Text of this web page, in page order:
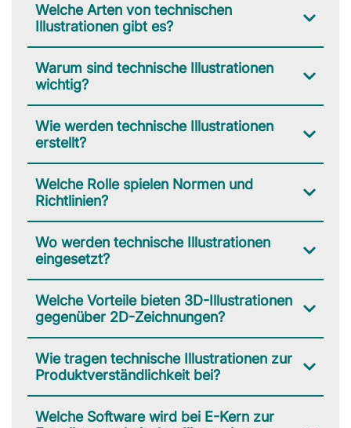
Welche Arten von technischen
Illustrationen gibt es?
Warum sind technische Illustrationen
wichtig?
Wie werden technische Illustrationen
erstellt?
Welche Rolle spielen Normen und
Richtlinien?
Wo werden technische Illustrationen
eingesetzt?
Welche Vorteile bieten 3D-Illustrationen
gegenüber 2D-Zeichnungen?
Wie tragen technische Illustrationen zur
Produktverständlichkeit bei?
Welche Software wird bei E-Kern zur